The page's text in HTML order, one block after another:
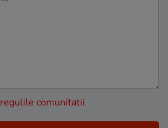
regulile comunitatii